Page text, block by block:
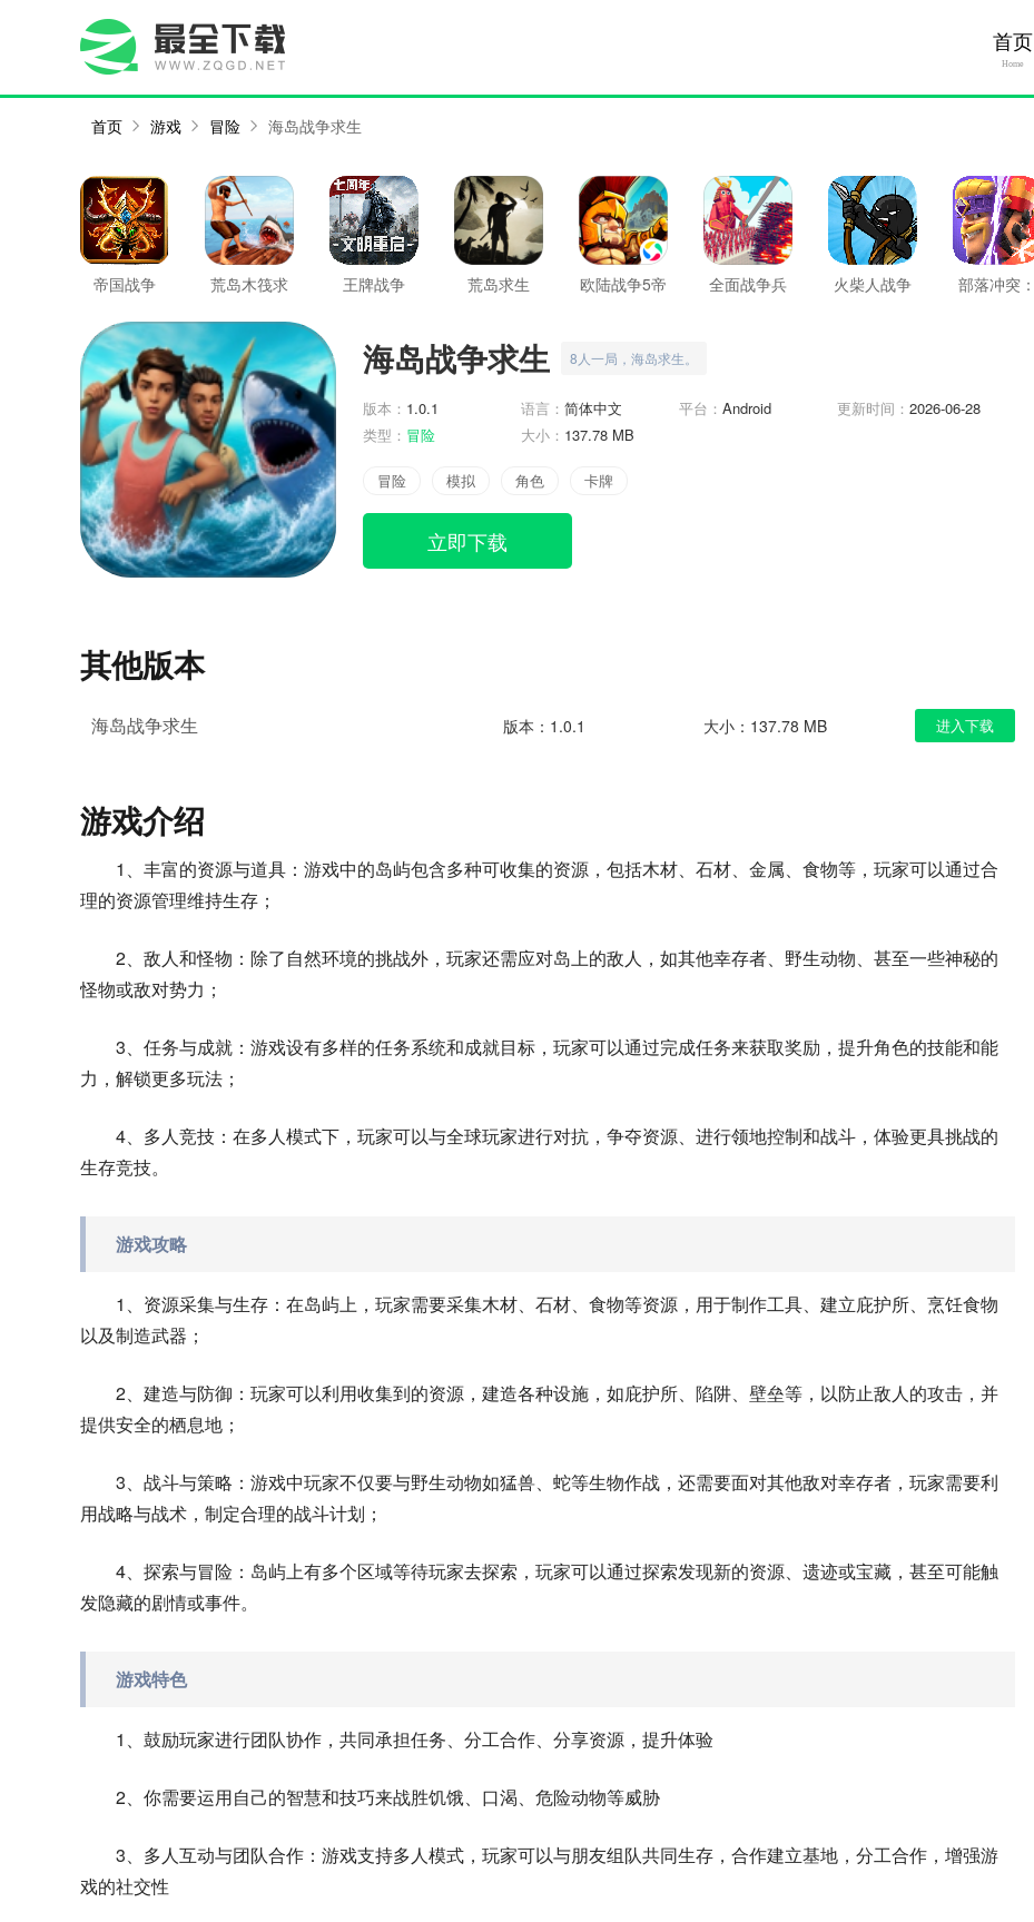
首页
Home
首页 游戏 冒险 海岛战争求生
帝国战争
荒岛木筏求
王牌战争 荒岛求生
欧陆战争5帝
全面战争兵
火柴人战争
部落冲突：
海岛战争求生 8人一局，海岛求生。
版本： 1.0.1 语言： 简体中文 平台： Android 更新时间： 2026-06-28
类型： 冒险 大小： 137.78 MB
冒险 模拟 角色 卡牌
立即下载
其他版本
海岛战争求生 版本：1.0.1 大小：137.78 MB 进入下载
游戏介绍
1、丰富的资源与道具：游戏中的岛屿包含多种可收集的资源，包括木材、石材、金属、食物等，玩家可以通过合
理的资源管理维持生存；
2、敌人和怪物：除了自然环境的挑战外，玩家还需应对岛上的敌人，如其他幸存者、野生动物、甚至一些神秘的
怪物或敌对势力；
3、任务与成就：游戏设有多样的任务系统和成就目标，玩家可以通过完成任务来获取奖励，提升角色的技能和能
力，解锁更多玩法；
4、多人竞技：在多人模式下，玩家可以与全球玩家进行对抗，争夺资源、进行领地控制和战斗，体验更具挑战的
生存竞技。
游戏攻略
1、资源采集与生存：在岛屿上，玩家需要采集木材、石材、食物等资源，用于制作工具、建立庇护所、烹饪食物
以及制造武器；
2、建造与防御：玩家可以利用收集到的资源，建造各种设施，如庇护所、陷阱、壁垒等，以防止敌人的攻击，并
提供安全的栖息地；
3、战斗与策略：游戏中玩家不仅要与野生动物如猛兽、蛇等生物作战，还需要面对其他敌对幸存者，玩家需要利
用战略与战术，制定合理的战斗计划；
4、探索与冒险：岛屿上有多个区域等待玩家去探索，玩家可以通过探索发现新的资源、遗迹或宝藏，甚至可能触
发隐藏的剧情或事件。
游戏特色
1、鼓励玩家进行团队协作，共同承担任务、分工合作、分享资源，提升体验
2、你需要运用自己的智慧和技巧来战胜饥饿、口渴、危险动物等威胁
3、多人互动与团队合作：游戏支持多人模式，玩家可以与朋友组队共同生存，合作建立基地，分工合作，增强游
戏的社交性